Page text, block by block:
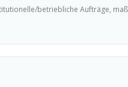
betriebliche Aufträge,